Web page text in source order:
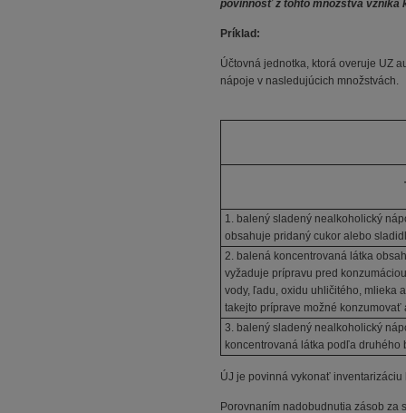
povinnosť z tohto množstva vzniká
Príklad:
Účtovná jednotka, ktorá overuje UZ
nápoje v nasledujúcich množstvách.
1. balený sladený nealkoholický
obsahuje pridaný cukor alebo
2. balená koncentrovaná látka
vyžaduje prípravu pred
vody, ľadu, oxidu uhličitého, mlieka
takejto príprave možné
3. balený sladený nealkoholický
koncentrovaná látka podľa druhého
ÚJ je povinná vykonať
Porovnaním nadobudnutia zásob za